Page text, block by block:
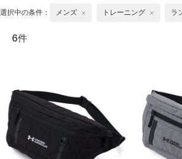
選択中の条件： メンズ トレーニング ラ
6件